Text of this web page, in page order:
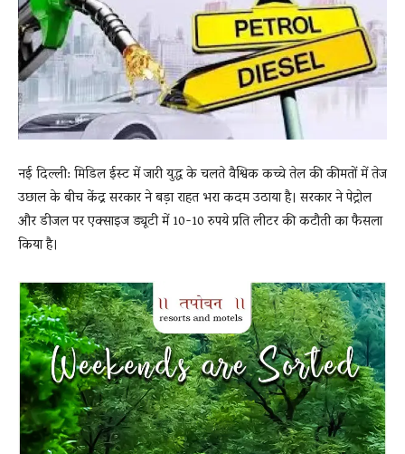
News
LIVE
नई दिल्ली: मिडिल ईस्ट में जारी युद्ध के चलते वैश्विक कच्चे तेल की कीमतों में तेज
उछाल के बीच केंद्र सरकार ने बड़ा राहत भरा कदम उठाया है। सरकार ने पेट्रोल
और डीजल पर एक्साइज ड्यूटी में 10-10 रुपये प्रति लीटर की कटौती का फैसला
किया है।